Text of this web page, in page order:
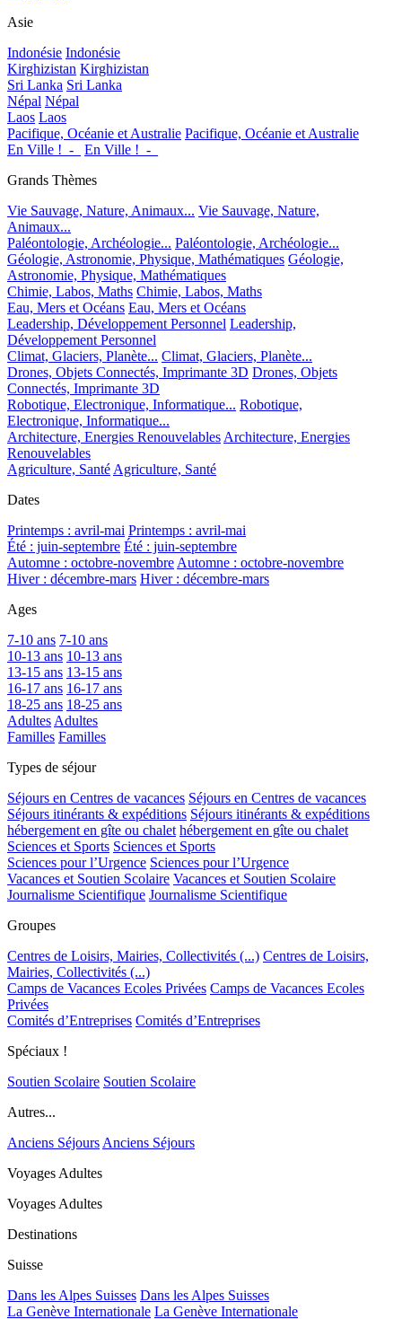
Asie
Indonésie Indonésie
Kirghizistan Kirghizistan
Sri Lanka Sri Lanka
Népal Népal
Laos Laos
Pacifique, Océanie et Australie Pacifique, Océanie et Australie
En Ville !_-_
En Ville !_-_
Grands Thèmes
Vie Sauvage, Nature, Animaux... Vie Sauvage, Nature,
Animaux...
Paléontologie, Archéologie... Paléontologie, Archéologie...
Géologie, Astronomie, Physique, Mathématiques Géologie,
Astronomie, Physique, Mathématiques
Chimie, Labos, Maths Chimie, Labos, Maths
Eau, Mers et Océans Eau, Mers et Océans
Leadership, Développement Personnel Leadership,
Développement Personnel
Climat, Glaciers, Planète... Climat, Glaciers, Planète...
Drones, Objets Connectés, Imprimante 3D Drones, Objets
Connectés, Imprimante 3D
Robotique, Electronique, Informatique... Robotique,
Electronique, Informatique...
Architecture, Energies Renouvelables Architecture, Energies
Renouvelables
Agriculture, Santé Agriculture, Santé
Dates
Printemps : avril-mai Printemps : avril-mai
Été : juin-septembre Été : juin-septembre
Automne : octobre-novembre Automne : octobre-novembre
Hiver : décembre-mars Hiver : décembre-mars
Ages
7-10 ans 7-10 ans
10-13 ans 10-13 ans
13-15 ans 13-15 ans
16-17 ans 16-17 ans
18-25 ans 18-25 ans
Adultes Adultes
Familles Familles
Types de séjour
Séjours en Centres de vacances Séjours en Centres de vacances
Séjours itinérants & expéditions Séjours itinérants & expéditions
hébergement en gîte ou chalet hébergement en gîte ou chalet
Sciences et Sports Sciences et Sports
Sciences pour l’Urgence Sciences pour l’Urgence
Vacances et Soutien Scolaire Vacances et Soutien Scolaire
Journalisme Scientifique Journalisme Scientifique
Groupes
Centres de Loisirs, Mairies, Collectivités (...) Centres de Loisirs,
Mairies, Collectivités (...)
Camps de Vacances Ecoles Privées Camps de Vacances Ecoles
Privées
Comités d’Entreprises Comités d’Entreprises
Spéciaux !
Soutien Scolaire Soutien Scolaire
Autres...
Anciens Séjours Anciens Séjours
Voyages Adultes
Voyages Adultes
Destinations
Suisse
Dans les Alpes Suisses Dans les Alpes Suisses
La Genève Internationale La Genève Internationale